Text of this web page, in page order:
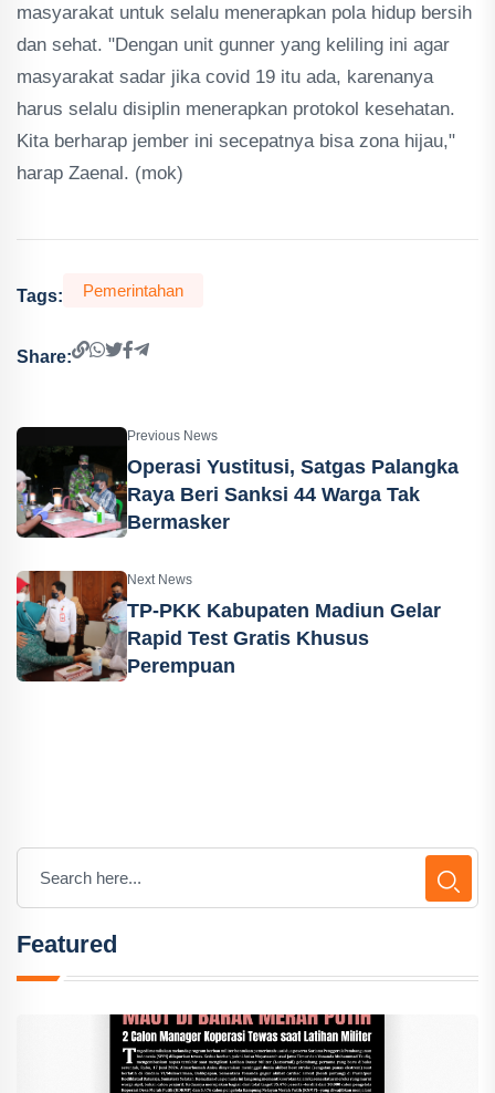
masyarakat untuk selalu menerapkan pola hidup bersih
dan sehat. "Dengan unit gunner yang keliling ini agar
masyarakat sadar jika covid 19 itu ada, karenanya
harus selalu disiplin menerapkan protokol kesehatan.
Kita berharap jember ini secepatnya bisa zona hijau,"
harap Zaenal. (mok)
Tags: Pemerintahan
Share:
Previous News
Operasi Yustitusi, Satgas Palangka
Raya Beri Sanksi 44 Warga Tak
Bermasker
Next News
TP-PKK Kabupaten Madiun Gelar
Rapid Test Gratis Khusus
Perempuan
Featured